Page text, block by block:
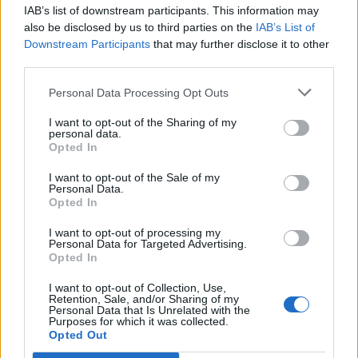
IAB’s list of downstream participants. This information may
also be disclosed by us to third parties on the IAB’s List of
Downstream Participants that may further disclose it to other
Personal Data Processing Opt Outs
I want to opt-out of the Sharing of my
personal data.
Opted In
I want to opt-out of the Sale of my
Personal Data.
Opted In
I want to opt-out of processing my
Personal Data for Targeted Advertising.
Opted In
I want to opt-out of Collection, Use,
Retention, Sale, and/or Sharing of my
Personal Data that Is Unrelated with the
Purposes for which it was collected.
Opted Out
Deputados do PSD saúdam Banda
Sinfónica da ARMAB pelo 1º lugar no
certame internacional de Valência